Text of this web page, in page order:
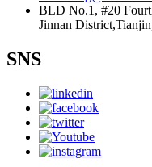
BLD No.1, #20
Jinnan
SNS